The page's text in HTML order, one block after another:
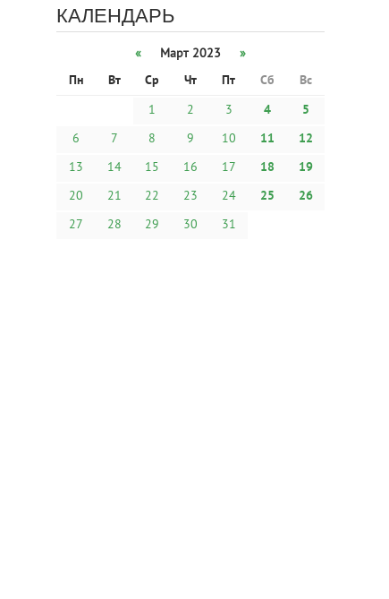
КАЛЕНДАРЬ
« Март 2023
»
Пн
Вт Ср Чт Пт Сб
Вс
1
2 3 4
5
6
7 8 9 10 11
12
13
14 15 16 17 18
19
20
21 22 23 24 25
26
27
28 29 30 31